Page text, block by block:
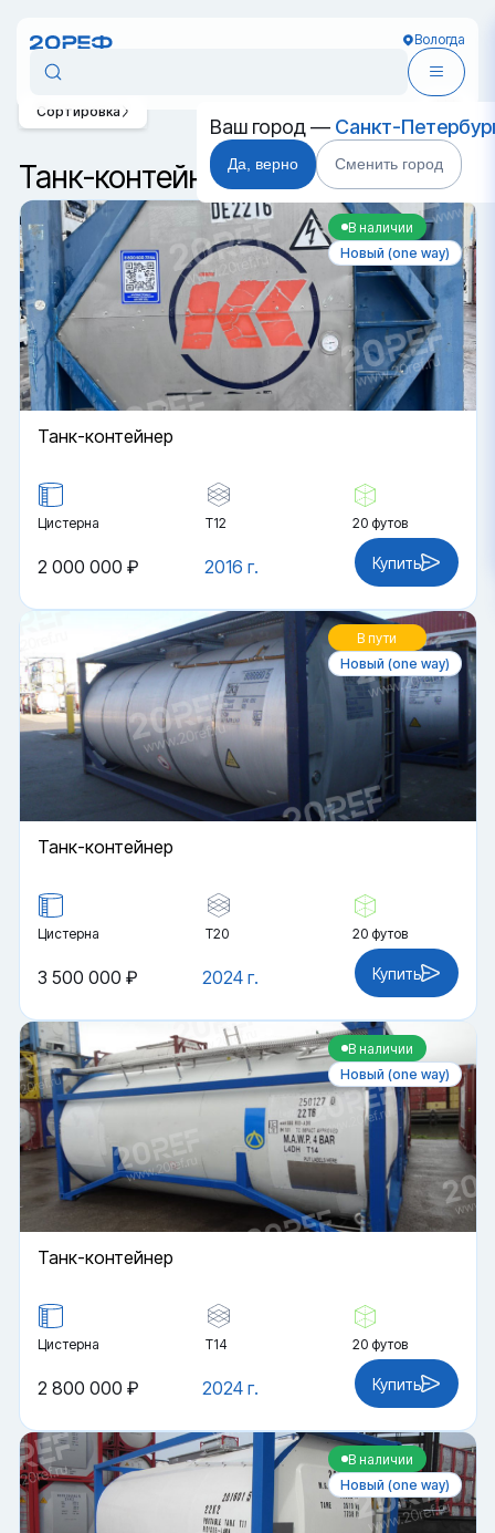
Вологда
Ваш город — Санкт-
Да, верно Сменить город
Танк-контейнеры в Вологде
Сортировка
В наличии
Новый (one way)
Танк-контейнер
Цистерна Т12 20 футов
2016 г.
2 000 000 ₽ Купить
В пути
Новый (one way)
Танк-контейнер
Цистерна Т20 20 футов
2024 г.
3 500 000 ₽ Купить
В наличии
Новый (one way)
Танк-контейнер
Цистерна Т14 20 футов
2024 г.
2 800 000 ₽ Купить
В наличии
Новый (one way)